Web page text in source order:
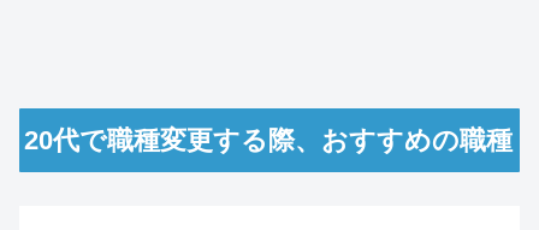
20代で職種変更する際、おすすめの職種